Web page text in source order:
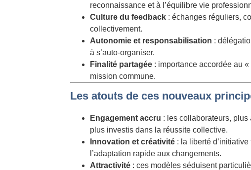
reconnaissance et à l’équilibre vie
Culture du feedback : échanges réguliers,
collectivement.
Autonomie et responsabilisation :
à s’auto-organiser.
Finalité partagée : importance accordée au
mission commune.
Les atouts de ces nouveaux
Engagement accru : les collaborateurs,
plus investis dans la réussite collective.
Innovation et créativité : la liberté
l’adaptation rapide aux changements.
Attractivité : ces modèles séduisent